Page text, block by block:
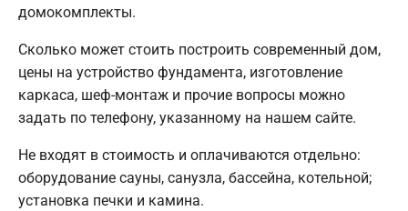
домокомплекты.
Сколько может стоить построить современный дом,
цены на устройство фундамента, изготовление
каркаса, шеф-монтаж и прочие вопросы можно
задать по телефону, указанному на нашем сайте.
Не входят в стоимость и оплачиваются отдельно:
оборудование сауны, санузла, бассейна, котельной;
установка печки и камина.